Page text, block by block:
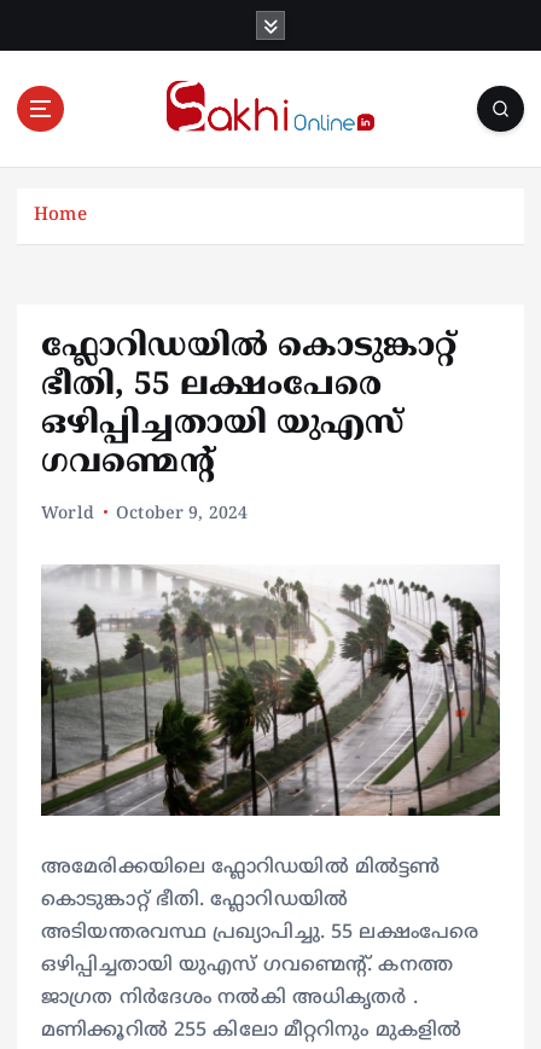
Online News Portal
Home
ഫ്ലോറിഡയിൽ കൊടുങ്കാറ്റ്
ഭീതി, 55 ലക്ഷംപേരെ
ഒഴിപ്പിച്ചതായി യുഎസ്
ഗവണ്മെന്റ്
World October 9, 2024
അമേരിക്കയിലെ ഫ്ലോറിഡയിൽ മിൽട്ടൺ
കൊടുങ്കാറ്റ് ഭീതി. ഫ്ലോറിഡയിൽ
അടിയന്തരവസ്ഥ പ്രഖ്യാപിച്ചു. 55 ലക്ഷംപേരെ
ഒഴിപ്പിച്ചതായി യുഎസ് ഗവണ്മെന്റ്. കനത്ത
ജാഗ്രത നിർദേശം നൽകി അധികൃതർ .
മണിക്കൂറിൽ 255 കിലോ മീറ്ററിനും മുകളിൽ